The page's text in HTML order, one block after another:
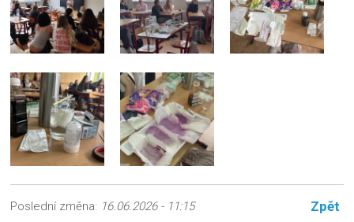
Poslední změna: 16.06.2026 - 11:15 Zpět